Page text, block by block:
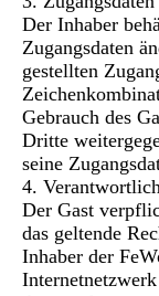
Der Inhaber
Zugangsdaten
gestellten
Gebrauch des
Dritte
seine
4.
Der Gast
das geltende
Inhaber der